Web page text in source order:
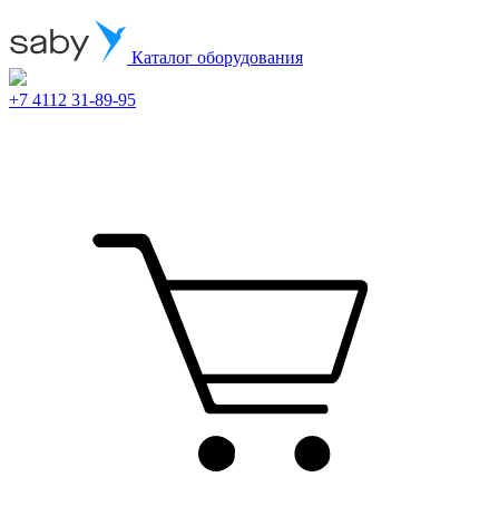
Каталог оборудования
+7 4112 31-89-95